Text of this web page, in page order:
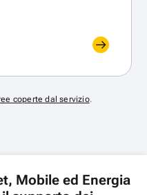
coperte dal servizio.
Mobile ed Energia